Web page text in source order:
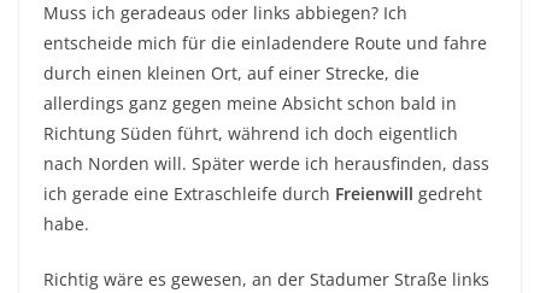
Muss ich geradeaus oder links abbiegen? Ich
entscheide mich für die einladendere Route und fahre
durch einen kleinen Ort, auf einer Strecke, die
allerdings ganz gegen meine Absicht schon bald in
Richtung Süden führt, während ich doch eigentlich
nach Norden will. Später werde ich herausfinden, dass
ich gerade eine Extraschleife durch Freienwill gedreht
habe.
Richtig wäre es gewesen, an der Stadumer Straße links